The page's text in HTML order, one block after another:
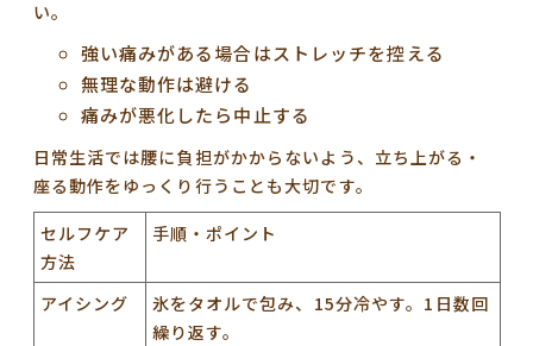
い。
強い痛みがある場合はストレッチを控える
無理な動作は避ける
痛みが悪化したら中止する
日常生活では腰に負担がかからないよう、立ち上がる・
座る動作をゆっくり行うことも大切です。
セルフケア
方法
手順・ポイント
アイシング
氷をタオルで包み、15分冷やす。1日数回
繰り返す。